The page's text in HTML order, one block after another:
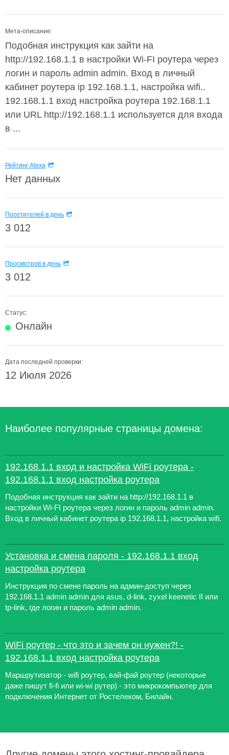
Мета-описание:
Подобная инструкция как зайти на
http://192.168.1.1 в настройки Wi-FI роутера через
логин и пароль admin admin. Вход в личный
кабинет роутера ip 192.168.1.1, настройка wifi..
192.168.1.1 вход настройка роутера 192.168.1.1
или URL http://192.168.1.1 используется для входа
в ...
Рейтинг Alexa
Нет данных
Посетителей в день
3 012
Просмотров в день
3 012
Статус:
Онлайн
Дата последней проверки:
12 Июля 2026
Наиболее популярные страницы домена:
192.168.1.1 вход и настройка WiFi роутера -
192.168.1.1 вход настройка роутера
Подобная инструкция как зайти на http://192.168.1.1 в
настройки Wi-FI роутера через логин и пароль admin admin.
Вход в личный кабинет роутера ip 192.168.1.1, настройка wifi.
Установка и смена пароля - 192.168.1.1 вход
настройка роутера
Инструкция по смене пароль на админ-доступ через
192.168.1.1 admin admin для asus, d-link, zyxel keenetic II или
tp-link, где логин и пароль admin admin.
WiFi роутер - что это и зачем он нужен?! -
192.168.1.1 вход настройка роутера
Маршрутизатор - wifi роутер, вай-фай роутер (некоторые
даже пишут fi-fi или wi-wi рутер) - это микрокомпьютер для
подключения Интернет от Ростелеком, Билайн.